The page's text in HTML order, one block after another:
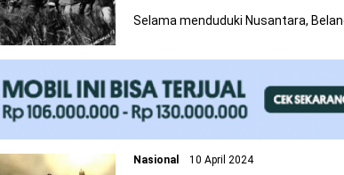
Selama menduduki Nusantara,
Nasional 10 April 2024